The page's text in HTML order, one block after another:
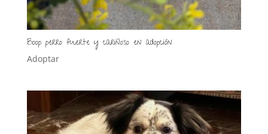
Boop perro fuerte y cariñoso en adopción
Adoptar